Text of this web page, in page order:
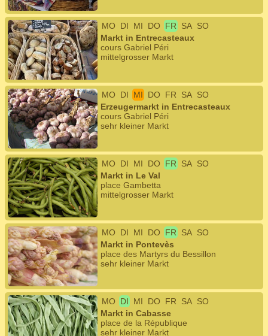
MO DI MI DO FR SA SO
Markt in Entrecasteaux
cours Gabriel Péri
mittelgrosser Markt
MO DI MI DO FR SA SO
Erzeugermarkt in Entrecasteaux
cours Gabriel Péri
sehr kleiner Markt
MO DI MI DO FR SA SO
Markt in Le Val
place Gambetta
mittelgrosser Markt
MO DI MI DO FR SA SO
Markt in Pontevès
place des Martyrs du Bessillon
sehr kleiner Markt
MO DI MI DO FR SA SO
Markt in Cabasse
place de la République
sehr kleiner Markt